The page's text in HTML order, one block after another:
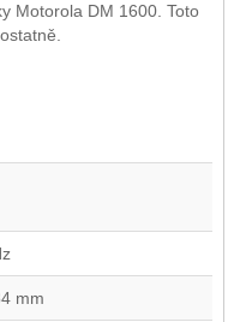
Motorola DM 1600. Toto
mm